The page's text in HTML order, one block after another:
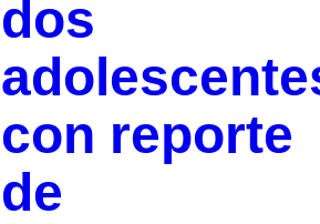
dos
con reporte
de